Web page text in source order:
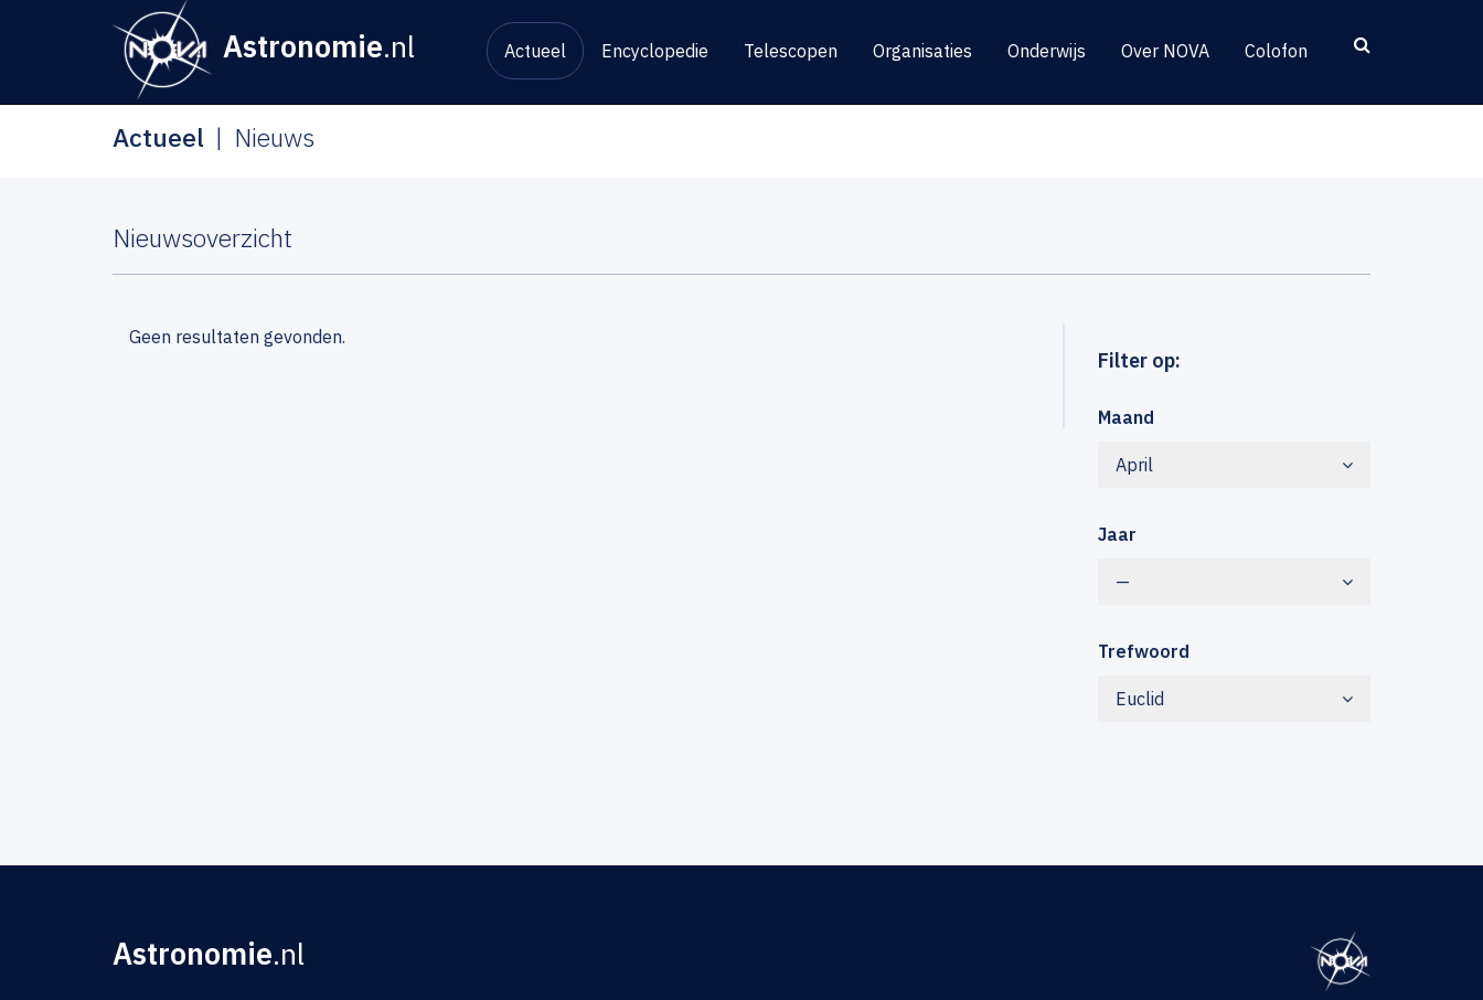
Astronomie.nl Actueel Encyclopedie Telescopen Organisaties Onderwijs Over NOVA Colofon
Actueel Nieuws
Nieuwsoverzicht
Filter op:
Maand
April
Jaar
—
Trefwoord
Euclid
Geen resultaten gevonden.
Astronomie.nl